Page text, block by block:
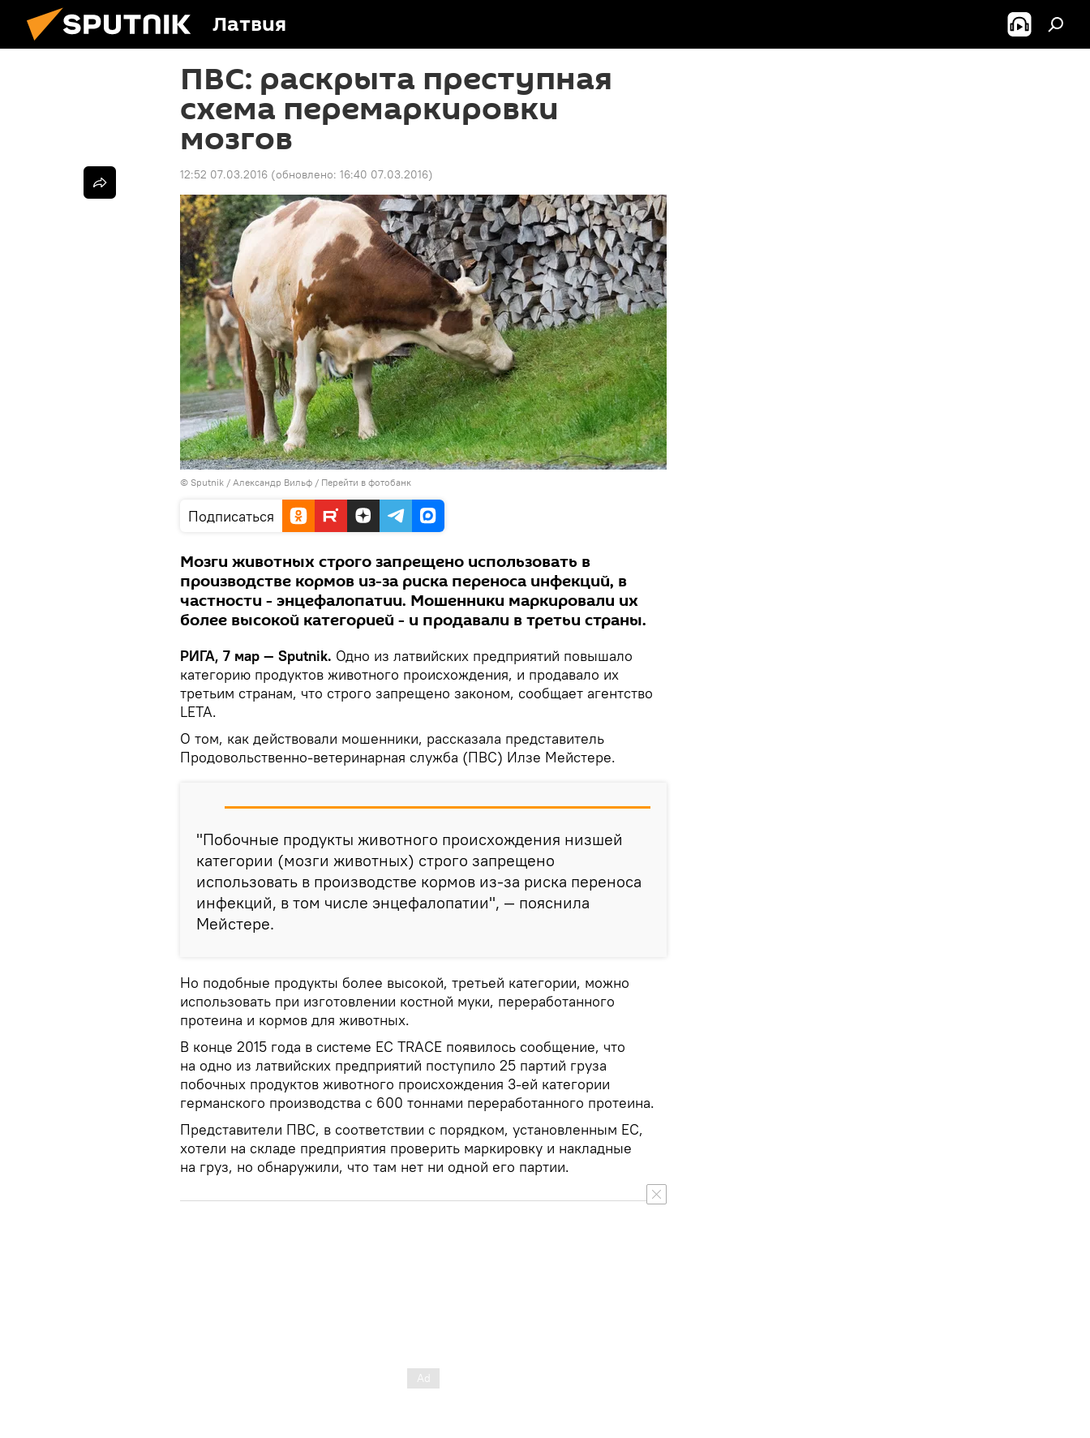
Латвия
ПВС: раскрыта преступная
схема перемаркировки
мозгов
12:52 07.03.2016 (обновлено: 16:40 07.03.2016)
© Sputnik / Александр Вильф / Перейти в фотобанк
Подписаться
Мозги животных строго запрещено использовать в
производстве кормов из-за риска переноса инфекций, в
частности - энцефалопатии. Мошенники маркировали их
более высокой категорией - и продавали в третьи страны.
РИГА, 7 мар — Sputnik. Одно из латвийских предприятий повышало
категорию продуктов животного происхождения, и продавало их
третьим странам, что строго запрещено законом, сообщает агентство
LETA.
О том, как действовали мошенники, рассказала представитель
Продовольственно-ветеринарная служба (ПВС) Илзе Мейстере.
"Побочные продукты животного происхождения низшей
категории (мозги животных) строго запрещено
использовать в производстве кормов из-за риска переноса
инфекций, в том числе энцефалопатии", — пояснила
Мейстере.
Но подобные продукты более высокой, третьей категории, можно
использовать при изготовлении костной муки, переработанного
протеина и кормов для животных.
В конце 2015 года в системе ЕС TRACE появилось сообщение, что
на одно из латвийских предприятий поступило 25 партий груза
побочных продуктов животного происхождения 3-ей категории
германского производства с 600 тоннами переработанного протеина.
Представители ПВС, в соответствии с порядком, установленным ЕС,
хотели на складе предприятия проверить маркировку и накладные
на груз, но обнаружили, что там нет ни одной его партии.